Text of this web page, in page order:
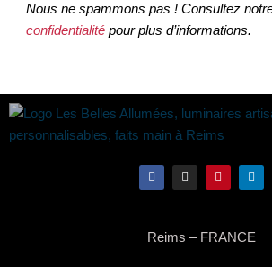
Nous ne spammons pas ! Consultez
confidentialité pour plus d’informations.
Reims – FRANCE